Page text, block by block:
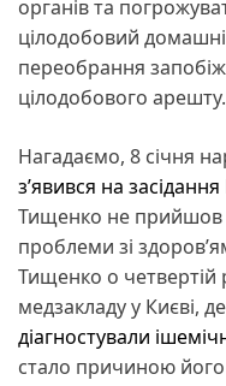
органів та
цілодобовий
переобрання
цілодобового арешту.
Нагадаємо, 8 січня
з’явився на засідання
Тищенко не прийшов
проблеми зі
Тищенко о четвертій
медзакладу у Києві,
діагностували
стало причиною його